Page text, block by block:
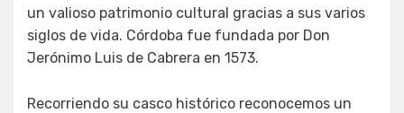
un valioso patrimonio cultural gracias a sus varios
siglos de vida. Córdoba fue fundada por Don
Jerónimo Luis de Cabrera en 1573.
Recorriendo su casco histórico reconocemos un